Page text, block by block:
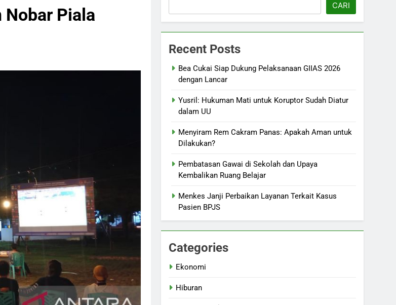
Piala
CARI
Recent Posts
Bea Cukai Siap Dukung Pelaksanaan GIIAS 2026
dengan Lancar
Yusril: Hukuman Mati untuk Koruptor Sudah Diatur
dalam UU
Menyiram Rem Cakram Panas: Apakah Aman untuk
Dilakukan?
Pembatasan Gawai di Sekolah dan Upaya
Kembalikan Ruang Belajar
Menkes Janji Perbaikan Layanan Terkait Kasus
Pasien BPJS
Categories
Ekonomi
Hiburan